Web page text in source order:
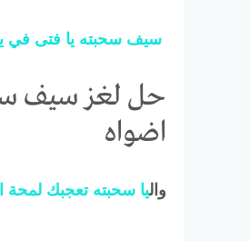
سيف سحبته يا فتى في
حل لغز سيف
اضواه
واليا سحبته تعجبك لمحة